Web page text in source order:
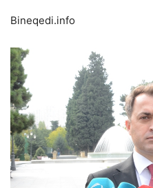
Bineqedi.info